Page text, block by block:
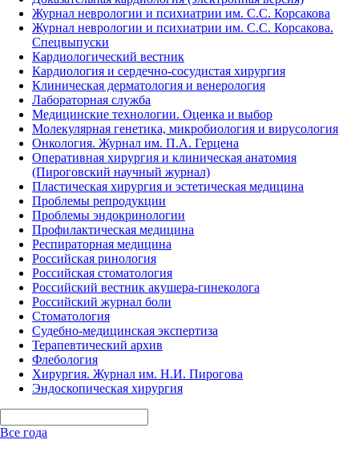
Журнал неврологии и психиатрии им. С.С. Корсакова
Журнал неврологии и психиатрии им. С.С. Корсакова.
Спецвыпуски
Кардиологический вестник
Кардиология и сердечно-сосудистая хирургия
Клиническая дерматология и венерология
Лабораторная служба
Медицинские технологии. Оценка и выбор
Молекулярная генетика, микробиология и вирусология
Онкология. Журнал им. П.А. Герцена
Оперативная хирургия и клиническая анатомия
(Пироговский научный журнал)
Пластическая хирургия и эстетическая медицина
Проблемы репродукции
Проблемы эндокринологии
Профилактическая медицина
Респираторная медицина
Российская ринология
Российская стоматология
Российский вестник акушера-гинеколога
Российский журнал боли
Стоматология
Судебно-медицинская экспертиза
Терапевтический архив
Флебология
Хирургия. Журнал им. Н.И. Пирогова
Эндоскопическая хирургия
Все года